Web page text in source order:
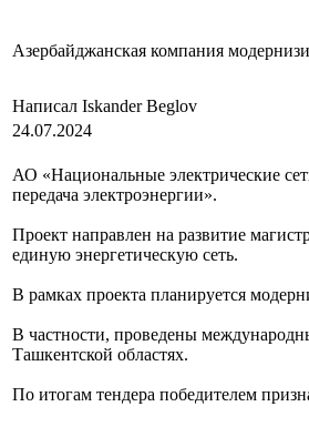
Азербайджанская компания
Написал Iskander Beglov
24.07.2024
АО «Национальные электрические
передача электроэнергии».
Проект направлен на развитие
единую энергетическую сеть.
В рамках проекта планируется
В частности, проведены
Ташкентской областях.
По итогам тендера победителем